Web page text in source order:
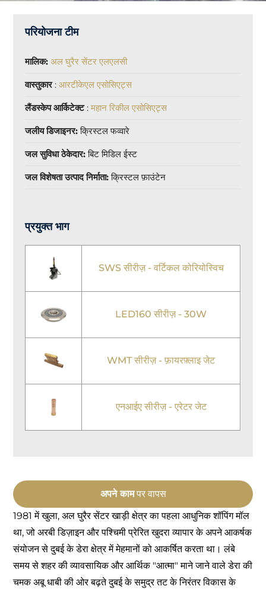
परियोजना टीम
मालिक: अल घुरैर सेंटर एलएलसी
वास्तुकार:आरटीकेएल एसोसिएट्स
लैंडस्केप आर्किटेक्ट:महान रिकील एसोसिएट्स
जलीय डिजाइनर:क्रिस्टल फव्वारे
जल सुविधा ठेकेदार:बिट मिडिल ईस्ट
जल विशेषता उत्पाद निर्माता:क्रिस्टल फ़ाउंटेन
प्रयुक्त भाग
SWS सीरीज़ - वर्टिकल कोरियोस्विच
LED160 सीरीज़ - 30W
WMT सीरीज़ - फ़ायरफ़्लाइ जेट
एनआईए सीरीज़ - एरेटर जेट
अपने कामपर वापस
1981 में खुला, अल घुरैर सेंटर खाड़ी क्षेत्र का पहला आधुनिक शॉपिंग मॉल
था, जो अरबी डिज़ाइन और पश्चिमी प्रेरित खुदरा व्यापार के अपने आकर्षक
संयोजन से दुबई के डेरा क्षेत्र में मेहमानों को आकर्षित करता था। लंबे
समय से शहर की व्यावसायिक और आर्थिक "आत्मा" माने जाने वाले डेरा की
चमक अबू धाबी की ओर बढ़ते दुबई के समुद्र तट के निरंतर विकास के